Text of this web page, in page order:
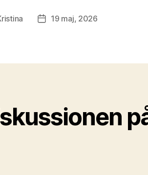
Inläggsdatum
19 maj, 2026